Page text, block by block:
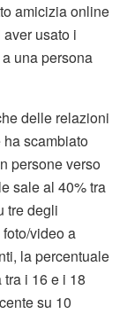
amicizia online
usato i
una persona
delle relazioni
scambiato
persone verso
sale al 40% tra
tre degli
video a
la percentuale
i 16 e i 18
su 10